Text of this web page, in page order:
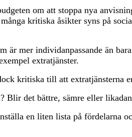
om att stoppa nya
kritiska åsikter syns på
är mer individanpassande än
extratjänster.
kritiska till att extratjänsterna
Blir det bättre, sämre eller
en liten lista på fördelarna